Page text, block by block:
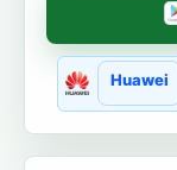
Huawei